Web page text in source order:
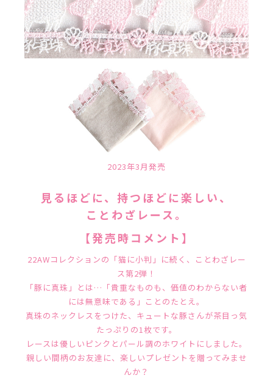
2023年3月発売
見るほどに、持つほどに楽しい、
ことわざレース。
【発売時コメント】
22AWコレクションの「猫に小判」に続く、ことわざレー
ス第2弾！
「豚に真珠」とは…「貴重なものも、価値のわからない者
には無意味である」ことのたとえ。
真珠のネックレスをつけた、キュートな豚さんが茶目っ気
たっぷりの1枚です。
レースは優しいピンクとパール調のホワイトにしました。
親しい間柄のお友達に、楽しいプレゼントを贈ってみませ
んか？